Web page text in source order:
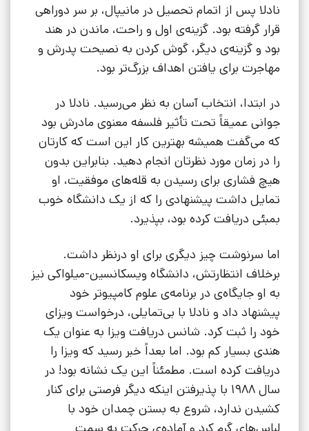
نادلا پس از اتمام تحصیل در مانیپال، بر سر دوراهی
قرار گرفته بود. گزینه‌ی اول و راحت، ماندن در هند
بود و گزینه‌ی دیگر، گوش کردن به نصیحت پدرش و
مهاجرت برای یافتن اهداف بزرگ‌تر بود.
در ابتدا، انتخاب آسان به نظر می‌رسید. نادلا در
جوانی عمیقاً تحت تأثیر فلسفه معنوی مادرش بود
که می‌گفت همیشه بهترین کار این است که کارتان
را در زمان مورد نظرتان انجام دهید. بنابراین بدون
هیچ فشاری برای رسیدن به قله‌های موفقیت، او
تمایل داشت پیشنهادی را که از یک دانشگاه خوب
بمبئی دریافت کرده بود، بپذیرد.
اما سرنوشت چیز دیگری برای او درنظر داشت.
برخلاف انتظارتش، دانشگاه ویسکانسین-میلواکی نیز
به او جایگاه‌ی در برنامه‌ی علوم کامپیوتر خود
پیشنهاد داد و نادلا با بی‌تمایلی، درخواست ویزای
خود را ثبت کرد. شانس دریافت ویزا به عنوان یک
هندی بسیار کم بود. اما بعداً خبر رسید که ویزا را
دریافت کرده است. مطمئناً این یک نشانه بود! در
سال 1988 با پذیرفتن اینکه دیگر فرصتی برای کنار
کشیدن ندارد، شروع به بستن چمدان خود با